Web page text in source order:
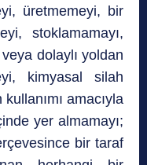
üretmemeyi, bir
stoklamamayı,
dolaylı yoldan
kimyasal silah
amacıyla
yer almamayı;
bir taraf